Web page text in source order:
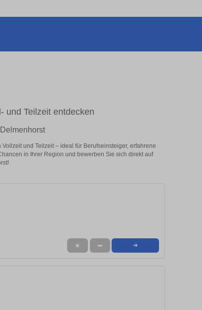
und Teilzeit entdecken
und Teilzeit – ideal für Berufseinsteiger, erfahrene
in Ihrer Region und bewerben Sie sich direkt auf
★ ➦ ➜